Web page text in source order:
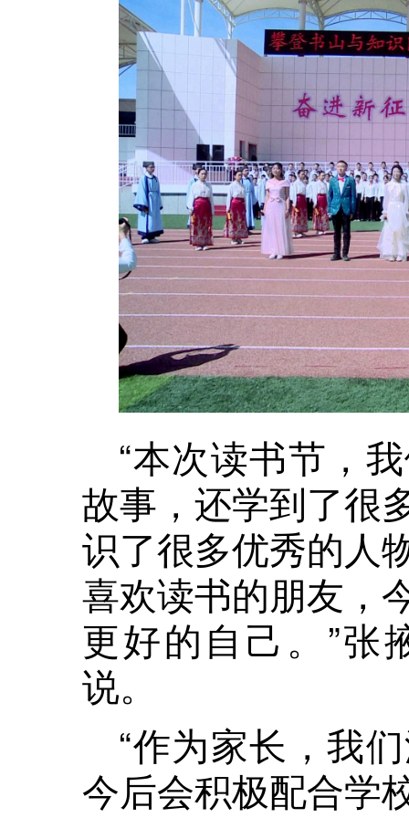
“本次读书节，
故事，还学到了很
识了很多优秀的人
喜欢读书的朋友，
更好的自己。”张
说。
“作为家长，我
今后会积极配合学